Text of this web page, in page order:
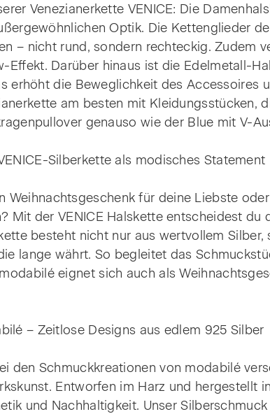
Venezianerkette VENICE: Die
Optik. Die Kettenglieder
– nicht rund, sondern rechteckig. Zudem
Effekt. Darüber hinaus ist die Edelmetall-
erhöht die Beweglichkeit des Accessoires
am besten mit Kleidungsstücken,
genauso wie der Blue mit V-
Silberkette als modisches Statement
Weihnachtsgeschenk für deine Liebste
Mit der VENICE Halskette entscheidest
besteht nicht nur aus wertvollem
lange währt. So begleitet das
eignet sich auch als
– Zeitlose Designs aus edlem 925 Silber
den Schmuckkreationen von modabilé
Entworfen im Harz und hergestellt
und Nachhaltigkeit. Unser